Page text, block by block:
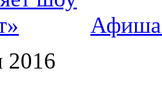
Афиша
2016